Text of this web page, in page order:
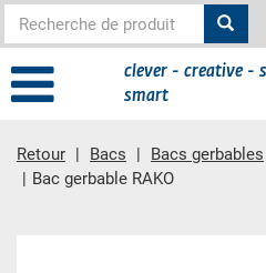
clever - creative -
smart
Retour Bacs Bacs gerbables
Bac gerbable RAKO